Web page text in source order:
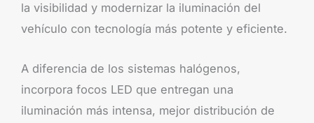
la visibilidad y modernizar la iluminación del
vehículo con tecnología más potente y eficiente.
A diferencia de los sistemas halógenos,
incorpora focos LED que entregan una
iluminación más intensa, mejor distribución de